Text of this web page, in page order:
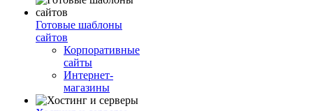
Готовые шаблоны
сайтов
Корпоративные
сайты
Интернет-
магазины